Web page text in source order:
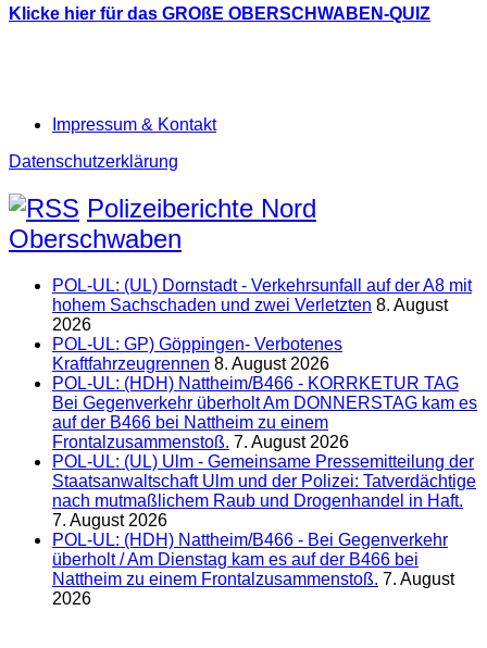
Klicke hier für das GROßE OBERSCHWABEN-QUIZ
Impressum & Kontakt
Datenschutzerklärung
Polizeiberichte Nord
Oberschwaben
POL-UL: (UL) Dornstadt - Verkehrsunfall auf der A8 mit
hohem Sachschaden und zwei Verletzten 8. August
2026
POL-UL: GP) Göppingen- Verbotenes
Kraftfahrzeugrennen 8. August 2026
POL-UL: (HDH) Nattheim/B466 - KORRKETUR TAG
Bei Gegenverkehr überholt Am DONNERSTAG kam es
auf der B466 bei Nattheim zu einem
Frontalzusammenstoß. 7. August 2026
POL-UL: (UL) Ulm - Gemeinsame Pressemitteilung der
Staatsanwaltschaft Ulm und der Polizei: Tatverdächtige
nach mutmaßlichem Raub und Drogenhandel in Haft.
7. August 2026
POL-UL: (HDH) Nattheim/B466 - Bei Gegenverkehr
überholt / Am Dienstag kam es auf der B466 bei
Nattheim zu einem Frontalzusammenstoß. 7. August
2026